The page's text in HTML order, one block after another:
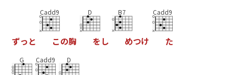
ずっ と
Cadd9
この胸
D
をし
B7
めつけ
Cadd9
た
G Cadd9 D